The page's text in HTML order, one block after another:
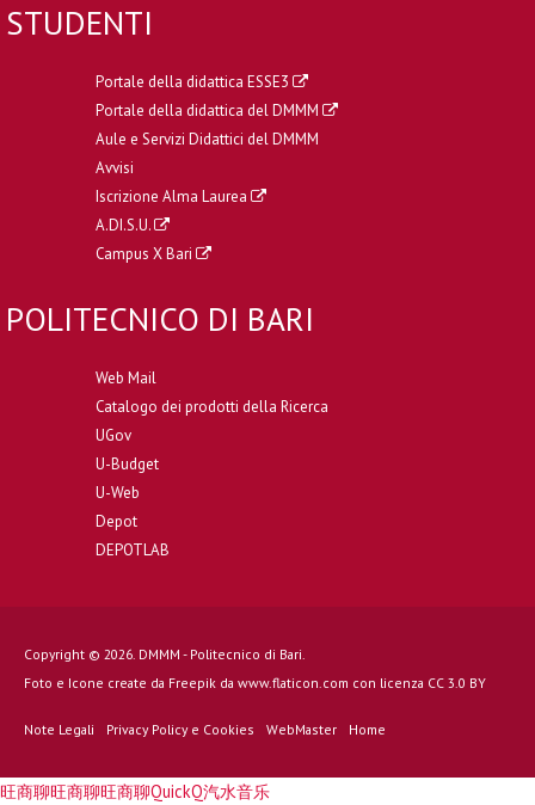
STUDENTI
Portale della didattica ESSE3
Portale della didattica del DMMM
Aule e Servizi Didattici del DMMM
Avvisi
Iscrizione Alma Laurea
A.DI.S.U.
Campus X Bari
POLITECNICO DI BARI
Web Mail
Catalogo dei prodotti della Ricerca
UGov
U-Budget
U-Web
Depot
DEPOTLAB
Copyright © 2026. DMMM - Politecnico di Bari.
Foto e Icone create da Freepik da www.flaticon.com con licenza CC 3.0 BY
Note Legali Privacy Policy e Cookies WebMaster Home
旺商聊旺商聊旺商聊QuickQ汽水音乐